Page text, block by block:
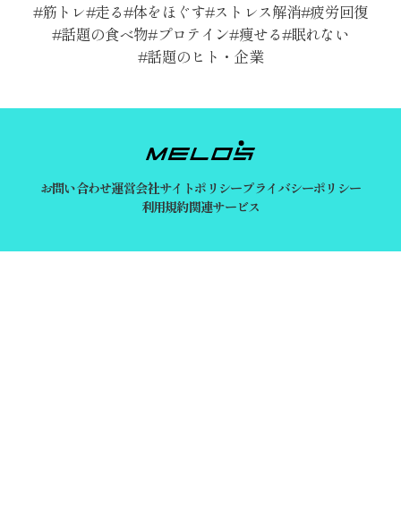
筋トレ 走る 体をほぐす ストレス解消 疲労回復
話題の食べ物 プロテイン 痩せる 眠れない
話題のヒト・企業
お問い合わせ運営会社サイトポリシープライバシーポリシー
利用規約関連サービス